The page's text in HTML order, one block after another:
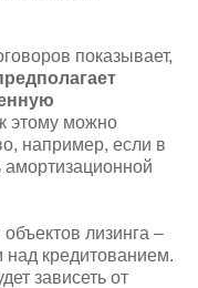
показывает,
этому можно
например, если в
амортизационной
лизинга –
кредитованием.
зависеть от